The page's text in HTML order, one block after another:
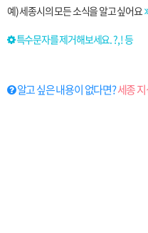
예) 세종시의 모든 소식을 알고 싶어요
특수문자를 제거해보세요. ?, ! 등
알고 싶은 내용이 없다면?세종